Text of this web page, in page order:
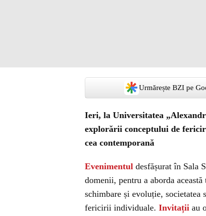
Urmărește BZI pe
Ieri, la Universitatea
explorării conceptului de
cea contemporană
Evenimentul desfășurat în Sala
domenii, pentru a aborda
schimbare și evoluție, societatea
fericirii individuale. Invitații au